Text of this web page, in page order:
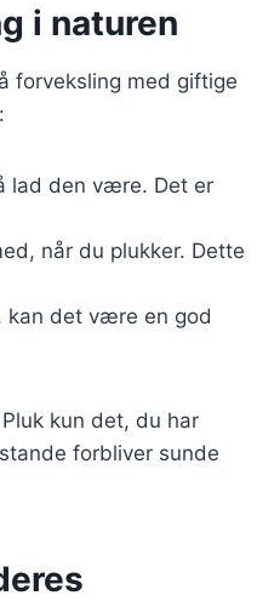
i naturen
forveksling med giftige
lad den være. Det er
når du plukker. Dette
kan det være en god
kun det, du har
forbliver sunde